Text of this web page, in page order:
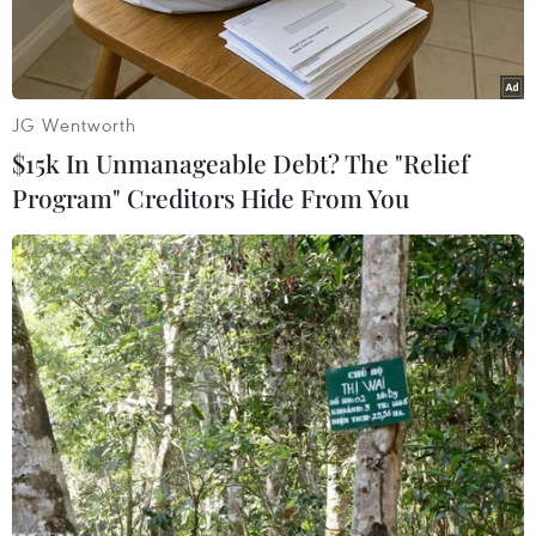
Hàng hóa được xếp tại cảng ở Thanh Đảo, tỉnh Sơn Đông,
Trung Quốc. (Ảnh: EPA-EFE/TTXVN)
Bộ Thương mại Trung Quốc ngày 27/12 thông
báo Bắc Kinh và Washington đã lên kế hoạch
cho một cuộc tham vấn trực tiếp về thương mại
JG Wentworth
$15k In Unmanageable Debt? The "Relief
Program" Creditors Hide From You